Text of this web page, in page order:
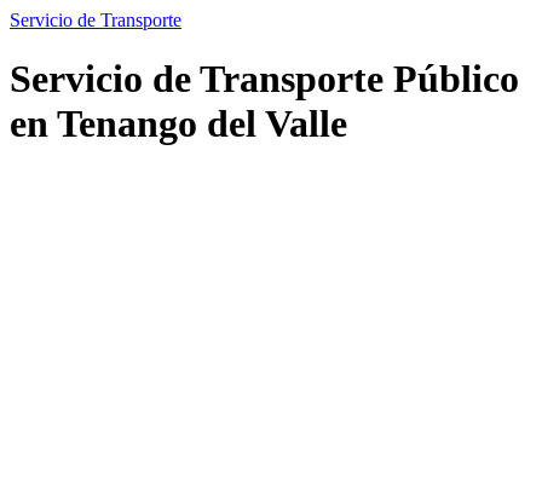
Servicio de Transporte
Servicio de Transporte Público
en Tenango del Valle